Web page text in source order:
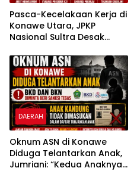
Pasca-Kecelakaan Kerja di
Konawe Utara, JPKP
Nasional Sultra Desak
DAERAH
Oknum ASN di Konawe
Diduga Telantarkan Anak,
Jumriani: “Kedua Anaknya